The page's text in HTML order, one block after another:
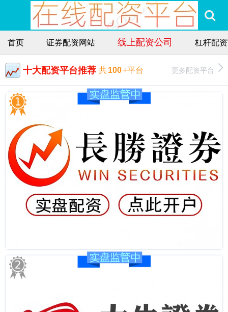
首页 证券配资网站 线上配资公司 杠杆配
十大配资平台推荐 共100+平台 更多配资平台